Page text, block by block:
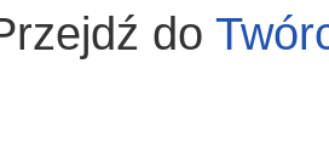
do